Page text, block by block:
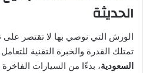
الحديثة
الورش التي نوصي بها لا تقتصر على
تمتلك القدرة والخبرة التقنية
السعودية، بدءًا من السيارات